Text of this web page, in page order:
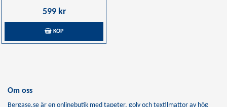
599 kr
KÖP
Om oss
Bergase.se är en onlinebutik med tapeter, golv och textilmattor av hög